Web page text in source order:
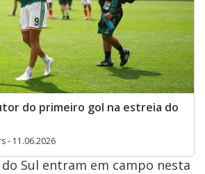
do primeiro gol na estreia do
- 11.06.2026
do Sul entram em campo nesta